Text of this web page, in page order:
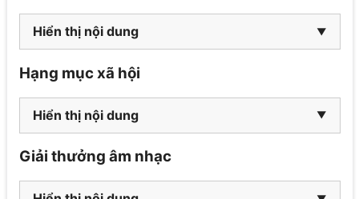
Hiển thị nội dung
Hạng mục xã hội
Hiển thị nội dung
Giải thưởng âm nhạc